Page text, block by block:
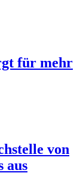
für mehr
von
aus